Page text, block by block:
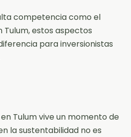
competencia como el
estos aspectos
para inversionistas
Tulum vive un momento de
la sustentabilidad no es